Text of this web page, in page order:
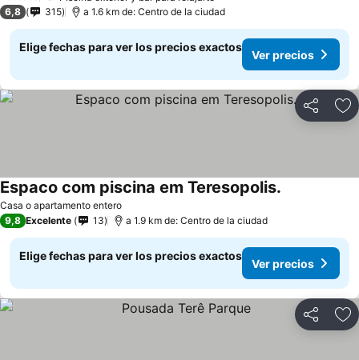
6,8 315 a 1.6 km de: Centro de la ciudad
Elige fechas para ver los precios exactos
Ver precios
Compartir
Casa o apartamento entero
Espaco com piscina em Teresopolis.
9,8 Excelente 13 a 1.9 km de: Centro de la ciudad
Elige fechas para ver los precios exactos
Ver precios
Compartir